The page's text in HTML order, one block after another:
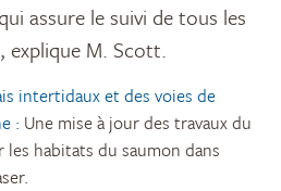
assure le suivi de tous les
explique M. Scott.
intertidaux et des voies de
: Une mise à jour des travaux du
les habitats du saumon dans